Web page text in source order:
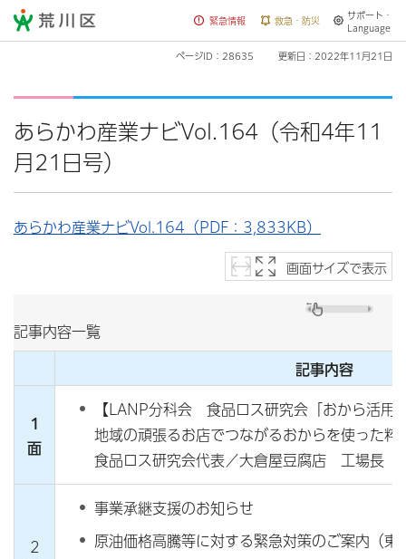
荒川区 緊急情報 救急・防災
サポート・
Language
ページID：28635 更新日：2022年11月21日
あらかわ産業ナビVol.164（令和4年11
月21日号）
あらかわ産業ナビVol.164（PDF：3,833KB）
画面サイズで表示
記事内容一覧
記事内容
1
面
【LANP分科会 食品ロス研究会「おから活用
地域の頑張るお店でつながるおからを使った粋
食品ロス研究会代表／大倉屋豆腐店 工場長
2
事業承継支援のお知らせ
原油価格高騰等に対する緊急対策のご案内（東